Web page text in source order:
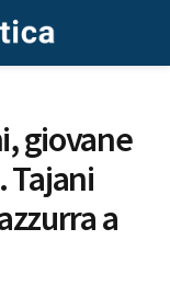
giovane
Tajani
a